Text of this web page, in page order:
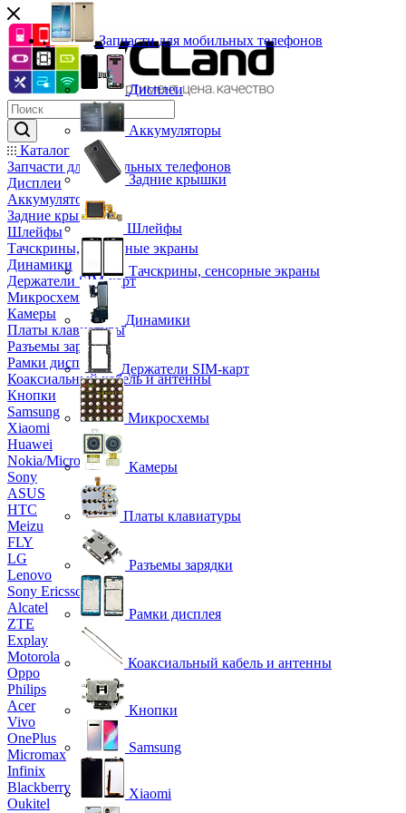
Каталог
Запчасти для мобильных телефонов
Дисплеи
Аккумуляторы
Задние крышки
Шлейфы
Тачскрины, сенсорные экраны
Динамики
Держатели SIM-карт
Микросхемы
Камеры
Платы клавиатуры
Разъемы зарядки
Рамки дисплея
Коаксиальный кабель и антенны
Кнопки
Samsung
Xiaomi
Huawei
Nokia/Microsoft
Sony
ASUS
HTC
Meizu
FLY
LG
Lenovo
Sony Ericsson
Alcatel
ZTE
Explay
Motorola
Oppo
Philips
Acer
Vivo
OnePlus
Micromax
Infinix
Blackberry
Oukitel
Запчасти для мобильных телефонов
Дисплеи
Аккумуляторы
Задние крышки
Шлейфы
Тачскрины, сенсорные экраны
Динамики
Держатели SIM-карт
Микросхемы
Камеры
Платы клавиатуры
Разъемы зарядки
Рамки дисплея
Коаксиальный кабель и антенны
Кнопки
Samsung
Xiaomi